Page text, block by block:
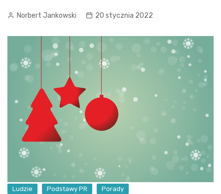
Norbert Jankowski 20 stycznia 2022
Ludzie Podstawy PR Porady